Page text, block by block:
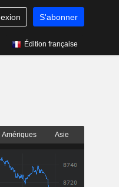
S'abonner
Édition française
Amériques Asie